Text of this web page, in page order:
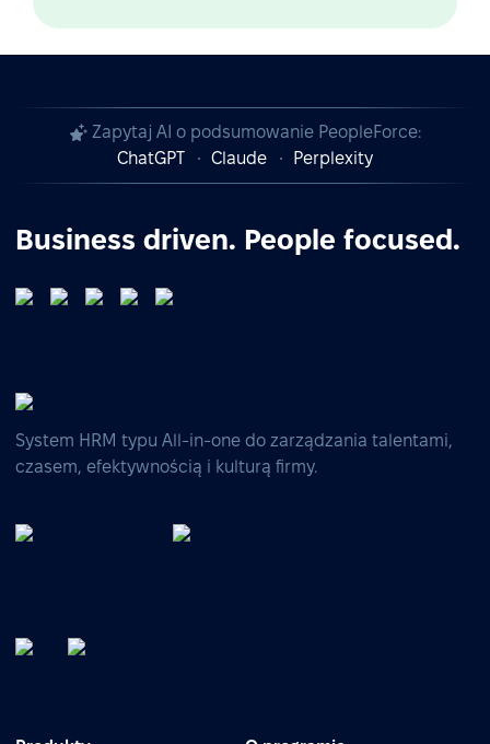
Zapytaj AI o podsumowanie PeopleForce:
ChatGPT
Claude Perplexity
Business driven. People focused.
System HRM typu All-in-one do zarządzania talentami,
czasem, efektywnością i kulturą firmy.